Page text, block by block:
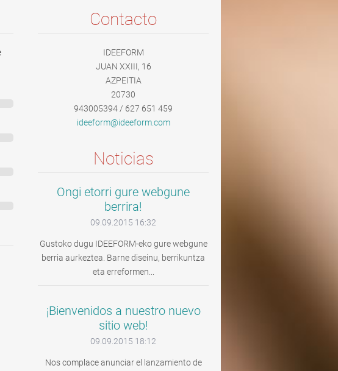
Contacto
IDEEFORM
JUAN XXIII, 16
AZPEITIA
20730
943005394 / 627 651 459
ideeform@ideeform.com
Noticias
Ongi etorri gure webgune
berrira!
09.09.2015 16:32
Gustoko dugu IDEEFORM-eko gure webgune
berria aurkeztea. Barne diseinu, berrikuntza
eta erreformen...
¡Bienvenidos a nuestro nuevo
sitio web!
09.09.2015 18:12
Nos complace anunciar el lanzamiento de